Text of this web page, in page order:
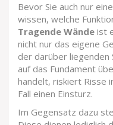
Bevor Sie auch nur
wissen, welche
Tragende Wände ist
nicht nur das eigene
der darüber liegenden
auf das Fundament
handelt, riskiert Risse
Fall einen Einsturz.
Im Gegensatz dazu